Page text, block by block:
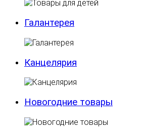
Галантерея
Канцелярия
Новогодние товары